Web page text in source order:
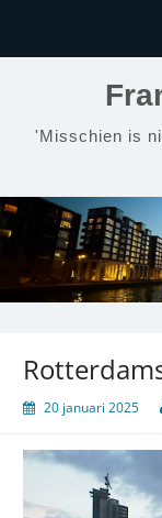
'Misschien is
20 januari 2025